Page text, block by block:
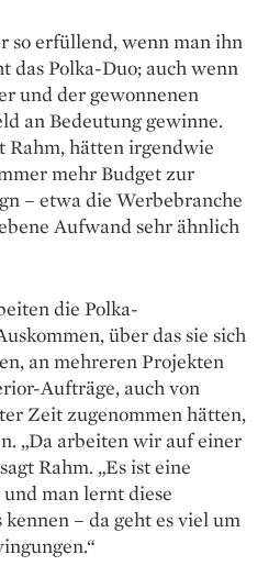
so ­erfüllend, wenn man ihn
das Polka-Duo; auch wenn
und der gewonnenen
an Bedeutung gewinne.
Rahm, ­hätten irgendwie
mehr Budget zur
– etwa die Werbebranche
Aufwand sehr ähnlich
die Polka-
über das sie sich
an mehreren Projekten
Aufträge, auch von
Zeit zugenommen hätten,
„Da arbeiten wir auf einer
Rahm. „Es ist eine
man lernt diese
– da geht es viel um